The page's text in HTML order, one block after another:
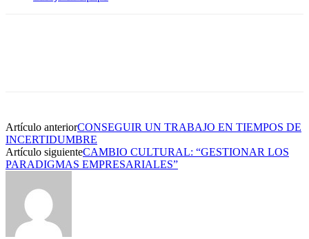
Artículo anteriorCONSEGUIR UN TRABAJO EN TIEMPOS DE
INCERTIDUMBRE
Artículo siguienteCAMBIO CULTURAL: “GESTIONAR LOS
PARADIGMAS EMPRESARIALES”